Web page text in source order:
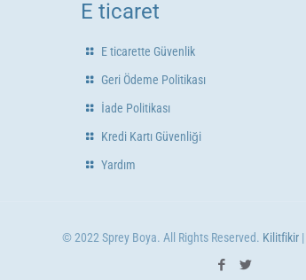
E ticaret
E ticarette Güvenlik
Geri Ödeme Politikası
İade Politikası
Kredi Kartı Güvenliği
Yardım
© 2022 Sprey Boya. All Rights Reserved. Kilitfikir|